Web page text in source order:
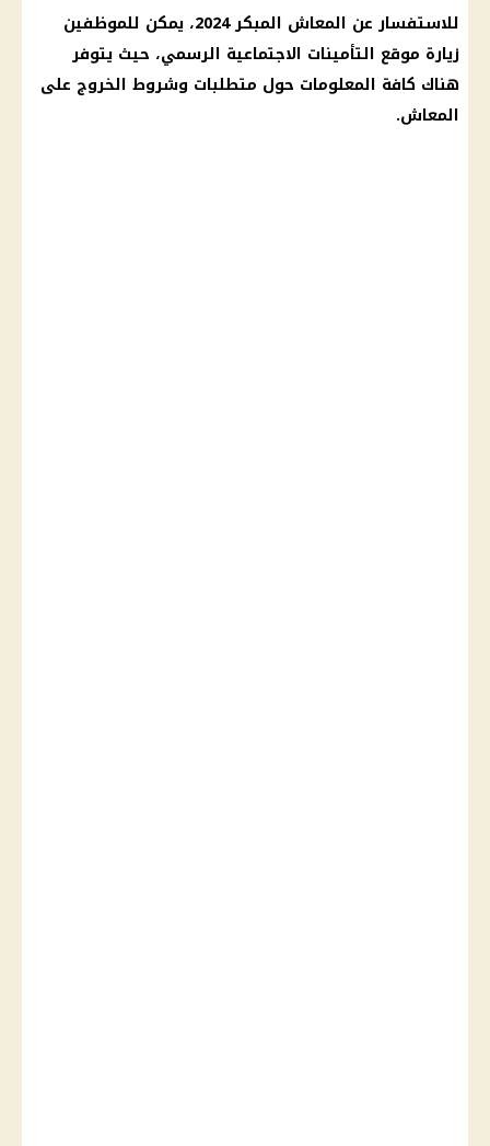
للاستفسار عن المعاش
المبكر 2024، يمكن للموظفين
زيارة موقع التأمينات الاجتماعية الرسمي، حيث يتوفر
هناك كافة المعلومات حول متطلبات وشروط الخروج على
المعاش.